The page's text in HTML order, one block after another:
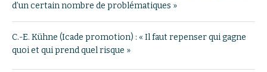
d’un certain nombre de problématiques »
C.-E. Kühne (Icade promotion) : « Il faut repenser qui gagne
quoi et qui prend quel risque »